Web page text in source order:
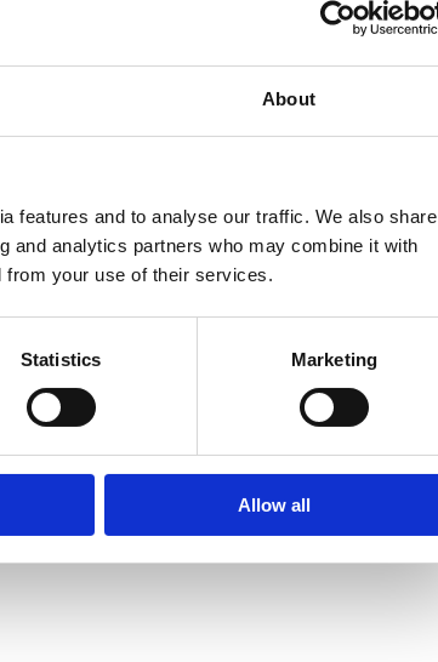
About
features and to analyse our traffic. We also share
and analytics partners who may combine it with
from your use of their services.
Statistics Marketing
Allow all